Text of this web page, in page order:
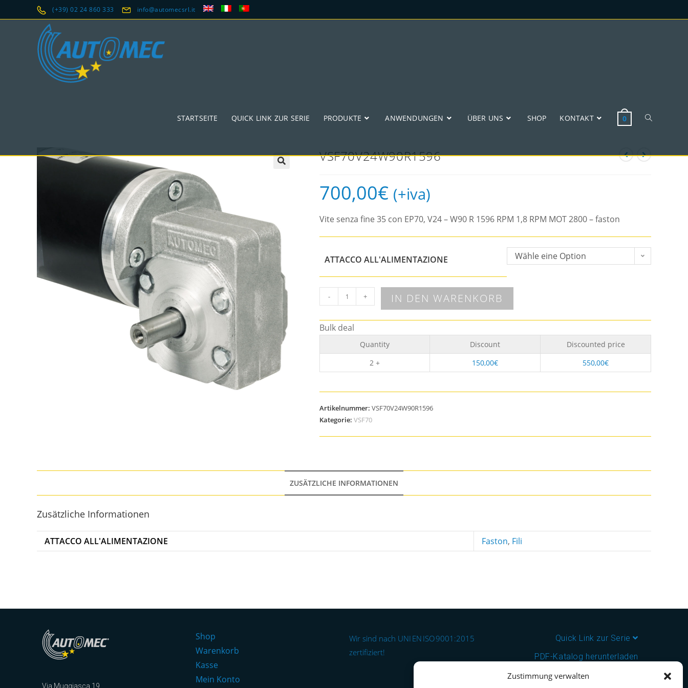
Zustimmung verwalten
(+39) 02 24 860 333 info@automecsrl.it
STARTSEITE QUICK LINK ZUR SERIE PRODUKTE ANWENDUNGEN ÜBER UNS SHOP KONTAKT 0
VSF70V24W90R1596
700,00€ (+iva)
Vite senza fine 35 con EP70, V24 – W90 R 1596 RPM 1,8 RPM MOT 2800 – faston
ATTACCO ALL'ALIMENTAZIONE Wähle eine Option
- + IN DEN WARENKORB
Bulk deal
Quantity Discount
Discounted price
2 +
150,00€ 550,00€
Artikelnummer: VSF70V24W90R1596
Kategorie: VSF70
ZUSÄTZLICHE INFORMATIONEN
Zusätzliche Informationen
ATTACCO ALL'ALIMENTAZIONE Faston, Fili
Via Muggiasca 19
Shop
Warenkorb
Kasse
Mein Konto
Wir sind nach UNI EN ISO 9001:2015
zertifiziert!
Quick Link zur Serie
PDF-Katalog herunterladen